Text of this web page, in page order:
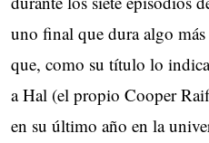
uno final que dura algo más
que, como su título lo
a Hal (el propio Cooper
en su último año en la